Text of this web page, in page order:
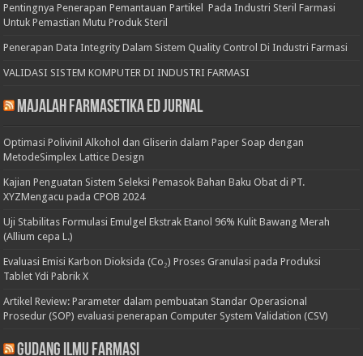
Pentingnya Penerapan Pemantauan Partikel Pada Industri Steril Farmasi
Untuk Pemastian Mutu Produk Steril
Penerapan Data Integrity Dalam Sistem Quality Control Di Industri Farmasi
VALIDASI SISTEM KOMPUTER DI INDUSTRI FARMASI
Majalah Farmasetika Ed Jurnal
Optimasi Polivinil Alkohol dan Gliserin dalam Paper Soap dengan
MetodeSimplex Lattice Design
Kajian Penguatan Sistem Seleksi Pemasok Bahan Baku Obat di PT.
XYZMengacu pada CPOB 2024
Uji Stabilitas Formulasi Emulgel Ekstrak Etanol 96% Kulit Bawang Merah
(Allium cepa L.)
Evaluasi Emisi Karbon Dioksida (Co₂) Proses Granulasi pada Produksi
Tablet Ydi Pabrik X
Artikel Review: Parameter dalam pembuatan Standar Operasional
Prosedur (SOP) evaluasi penerapan Computer System Validation (CSV)
Gudang Ilmu Farmasi